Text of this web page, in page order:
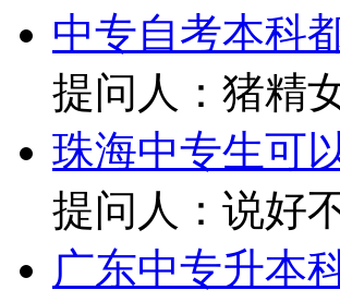
中专自考本科
提问人：猪精
珠海中专生可
提问人：说好
广东中专升本